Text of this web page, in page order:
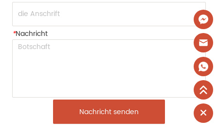
*Nachricht
Nachricht senden